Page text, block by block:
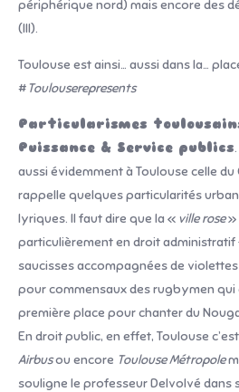
périphérique nord) mais encore des
(III).
Toulouse est ainsi… aussi dans la…
# Toulouserepresents
Particularismes
Puissance & Service publics
aussi évidemment à Toulouse celle
rappelle quelques particularités
lyriques. Il faut dire que la « ville rose»
particulièrement en droit administratif
saucisses accompagnées de
pour commensaux des rugbymen qui
première place pour chanter du
En droit public, en effet, Toulouse
Airbusou encore Toulouse Métropole
souligne le professeur Delvolvé dans